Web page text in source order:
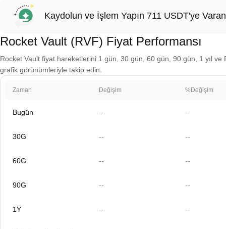
Kaydolun ve İşlem Yapın 711 USDT'ye
Rocket Vault (RVF) Fiyat Performansı
Rocket Vault fiyat hareketlerini 1 gün, 30 gün, 60 gün, 90 gün, 1 yıl
grafik görünümleriyle takip edin.
Zaman Değişim %Değişim
Bugün -- --
30G -- --
60G -- --
90G -- --
1Y -- --